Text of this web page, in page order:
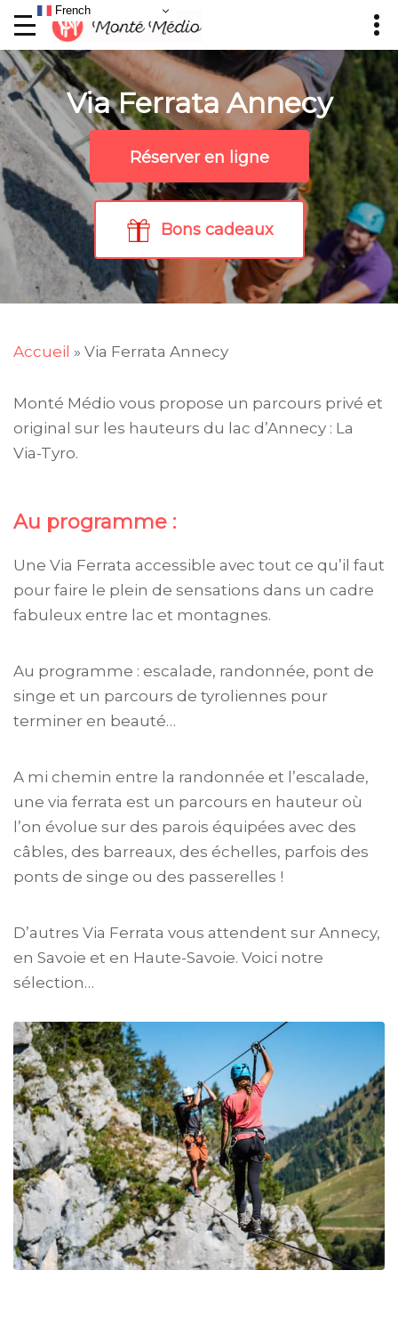
Via Ferrata Annecy
Réserver en ligne
Bons cadeaux
Accueil » Via Ferrata Annecy
Monté Médio vous propose un parcours privé et
original sur les hauteurs du lac d’Annecy : La
Via-Tyro.
Au programme :
Une Via Ferrata accessible avec tout ce qu’il faut
pour faire le plein de sensations dans un cadre
fabuleux entre lac et montagnes.
Au programme : escalade, randonnée, pont de
singe et un parcours de tyroliennes pour
terminer en beauté…
A mi chemin entre la randonnée et l’escalade,
une via ferrata est un parcours en hauteur où
l’on évolue sur des parois équipées avec des
câbles, des barreaux, des échelles, parfois des
ponts de singe ou des passerelles !
D’autres Via Ferrata vous attendent sur Annecy,
en Savoie et en Haute-Savoie. Voici notre
sélection…
French